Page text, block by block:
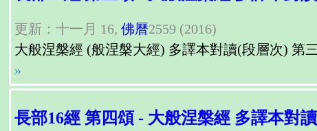
更新：十一月 16, 佛曆2559 (2016)
大般涅槃經 (般涅槃大經) 多譯本對讀(段層次) 第三
»
長部16經 第四頌 - 大般涅槃經 多譯本對讀